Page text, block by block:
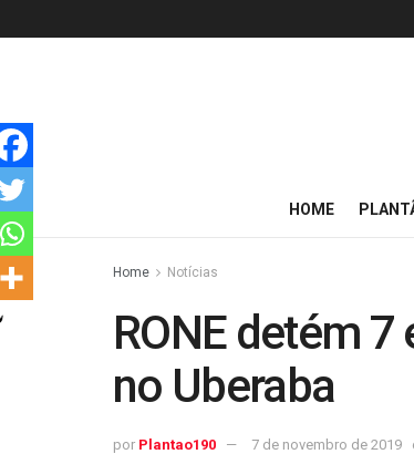
HOME
Home Notícias
RONE detém
no Uberaba
por Plantao190 7 de novembro de 2019